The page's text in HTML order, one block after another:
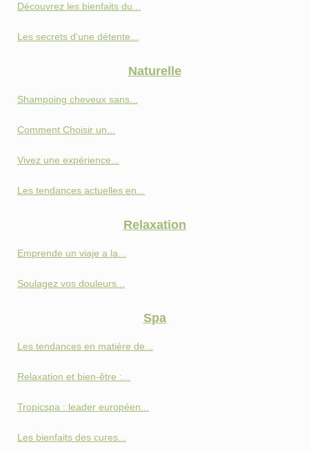
Découvrez les bienfaits du...
Les secrets d'une détente...
Naturelle
Shampoing cheveux sans...
Comment Choisir un...
Vivez une expérience...
Les tendances actuelles en...
Relaxation
Emprende un viaje a la...
Soulagez vos douleurs...
Spa
Les tendances en matière de...
Relaxation et bien-être :...
Tropicspa : leader européen...
Les bienfaits des cures...